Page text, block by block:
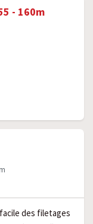
- 160m
des filetages